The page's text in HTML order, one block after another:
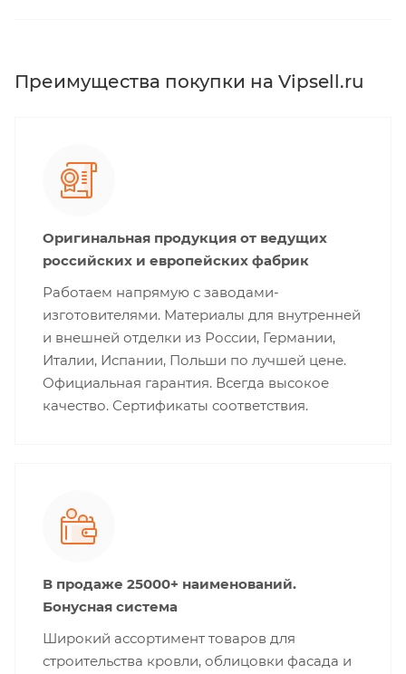
Преимущества покупки на Vipsell.ru
Оригинальная продукция от ведущих
российских и европейских фабрик
Работаем напрямую с заводами-
изготовителями. Материалы для внутренней
и внешней отделки из России, Германии,
Италии, Испании, Польши по лучшей цене.
Официальная гарантия. Всегда высокое
качество. Сертификаты соответствия.
В продаже 25000+ наименований.
Бонусная система
Широкий ассортимент товаров для
строительства кровли, облицовки фасада и